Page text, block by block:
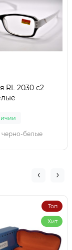
RL 2030 с2
черно-белые
Топ
Хит